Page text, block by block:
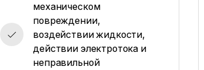
механическом
повреждении,
воздействии жидкости,
действии электротока и
неправильной